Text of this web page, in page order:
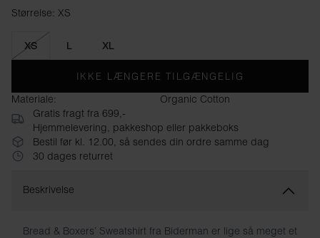
Størrelse: XS
Størrelse XS
XS L XL
IKKE LÆNGERE TILGÆNGELIG
Materiale:
Organic Cotton
Gratis fragt fra 699,-
Hjemmelevering, pakkeshop eller pakkeboks
Bestil før kl. 12.00, så sendes din ordre samme dag
30 dages returret
Beskrivelse
Bread & Boxers’ Sweatshirt fra Biderman er lige så meget et